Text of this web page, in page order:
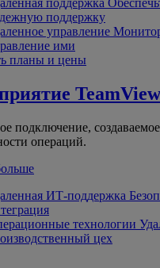
поддержку
управление
ими
планы и цены
подключение,
операций.
ИТ-поддержка
технологии
цех